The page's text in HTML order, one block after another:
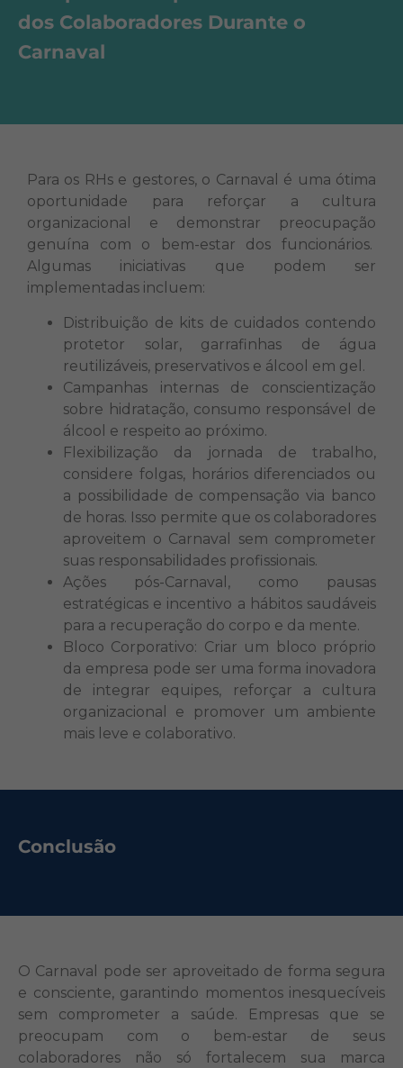
dos Colaboradores Durante o
Carnaval
Para os RHs e gestores, o Carnaval é uma ótima
oportunidade para reforçar a cultura
organizacional e demonstrar preocupação
genuína com o bem-estar dos funcionários.
Algumas iniciativas que podem ser
implementadas incluem:
Distribuição de kits de cuidados contendo
protetor solar, garrafinhas de água
reutilizáveis, preservativos e álcool em gel.
Campanhas internas de conscientização
sobre hidratação, consumo responsável de
álcool e respeito ao próximo.
Flexibilização da jornada de trabalho,
considere folgas, horários diferenciados ou
a possibilidade de compensação via banco
de horas. Isso permite que os colaboradores
aproveitem o Carnaval sem comprometer
suas responsabilidades profissionais.
Ações pós-Carnaval, como pausas
estratégicas e incentivo a hábitos saudáveis
para a recuperação do corpo e da mente.
Bloco Corporativo: Criar um bloco próprio
da empresa pode ser uma forma inovadora
de integrar equipes, reforçar a cultura
organizacional e promover um ambiente
mais leve e colaborativo.
Conclusão
O Carnaval pode ser aproveitado de forma segura
e consciente, garantindo momentos inesquecíveis
sem comprometer a saúde. Empresas que se
preocupam com o bem-estar de seus
colaboradores não só fortalecem sua marca